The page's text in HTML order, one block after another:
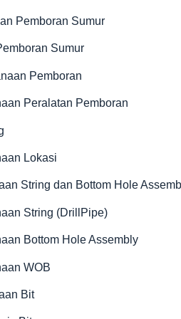
Pemboran Sumur
Sumur
Pemboran
Peralatan Pemboran
Lokasi
String dan Bottom Hole
String (DrillPipe)
Bottom Hole Assembly
WOB
Bit